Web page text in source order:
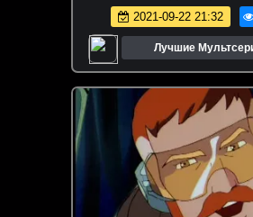
2021-09-22 21:32
Лучшие